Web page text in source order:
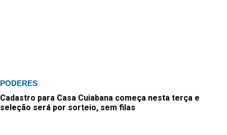
PODERES
Cadastro para Casa Cuiabana começa nesta terça e
seleção será por sorteio, sem filas